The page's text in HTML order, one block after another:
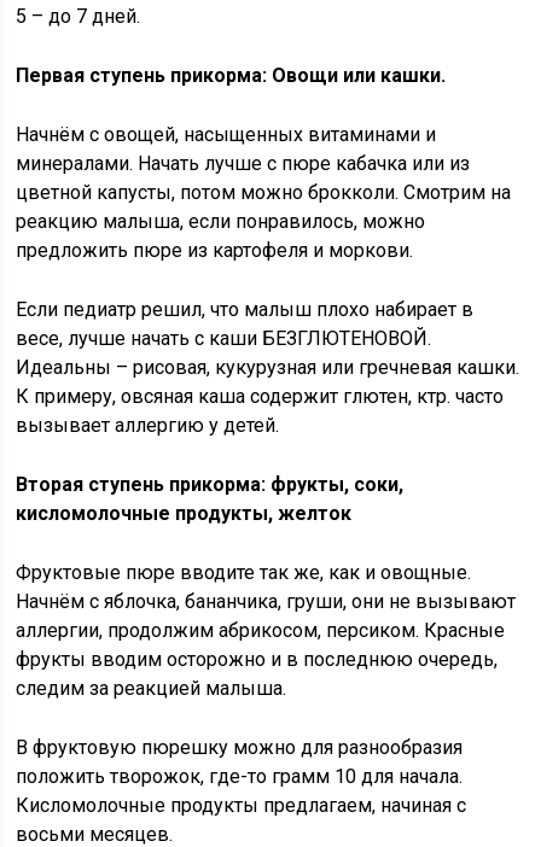
5 – до 7 дней.
Первая ступень прикорма: Овощи или кашки.
Начнём с овощей, насыщенных витаминами и
минералами. Начать лучше с пюре кабачка или из
цветной капусты, потом можно брокколи. Смотрим на
реакцию малыша, если понравилось, можно
предложить пюре из картофеля и моркови.
Если педиатр решил, что малыш плохо набирает в
весе, лучше начать с каши БЕЗГЛЮТЕНОВОЙ.
Идеальны – рисовая, кукурузная или гречневая кашки.
К примеру, овсяная каша содержит глютен, ктр. часто
вызывает аллергию у детей.
Вторая ступень прикорма: фрукты, соки,
кисломолочные продукты, желток
Фруктовые пюре вводите так же, как и овощные.
Начнём с яблочка, бананчика, груши, они не вызывают
аллергии, продолжим абрикосом, персиком. Красные
фрукты вводим осторожно и в последнюю очередь,
следим за реакцией малыша.
В фруктовую пюрешку можно для разнообразия
положить творожок, где-то грамм 10 для начала.
Кисломолочные продукты предлагаем, начиная с
восьми месяцев.